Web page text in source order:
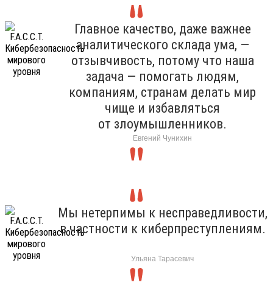
Главное качество, даже важнее
аналитического склада ума, —
отзывчивость, потому что наша
задача — помогать людям,
компаниям, странам делать мир
чище и избавляться
от злоумышленников.
Евгений Чунихин
Мы нетерпимы к несправедливости,
в частности к киберпреступлениям.
Ульяна Тарасевич